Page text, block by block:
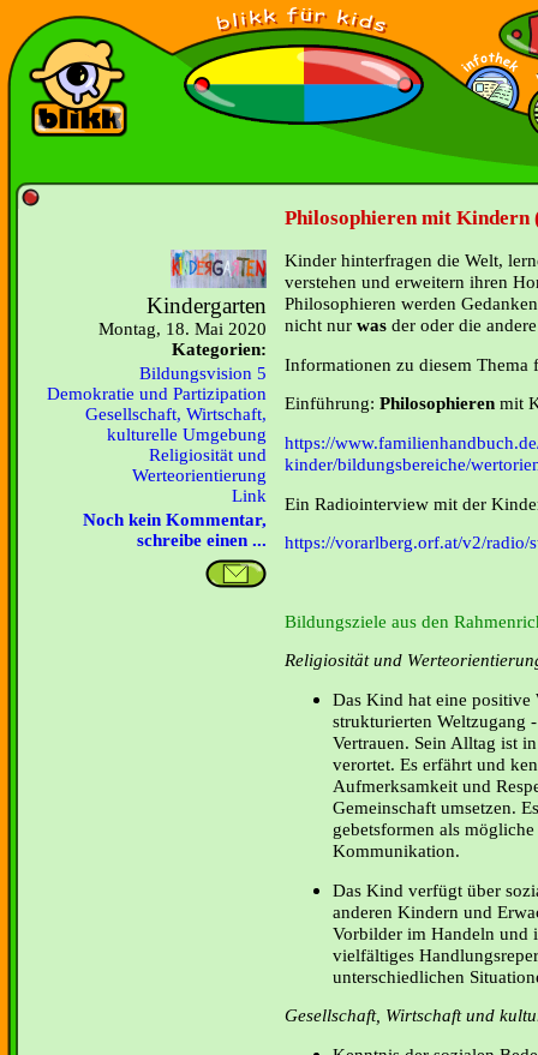
Philosophieren mit Kindern
Kindergarten
Montag, 18. Mai 2020
Kategorien:
Bildungsvision 5
Demokratie und Partizipation
Gesellschaft, Wirtschaft,
kulturelle Umgebung
Religiosität und
Werteorientierung
Link
Noch kein Kommentar,
schreibe einen ...
Kinder hinterfragen die Welt,
verstehen und erweitern ihren
Philosophieren werden
nicht nur was der oder die
Informationen zu diesem Thema
Einführung: Philosophieren mit
https://
kinder/bildungsbereiche/
Ein Radiointerview mit der
https://vorarlberg.orf.at/v2/radio/
Bildungsziele aus den
Religiosität und
Das Kind hat eine
strukturierten Weltzugang
Vertrauen. Sein Alltag ist
verortet. Es erfährt und
Aufmerksamkeit und
Gemeinschaft umsetzen.
gebetsformen als
Kommunikation.
Das Kind verfügt über
anderen Kindern und
Vorbilder im Handeln und
vielfältiges
unterschiedlichen
Gesellschaft, Wirtschaft und